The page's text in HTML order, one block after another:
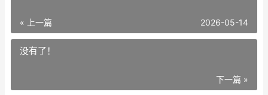
« 上一篇 2026-05-14
没有了！
下一篇 »